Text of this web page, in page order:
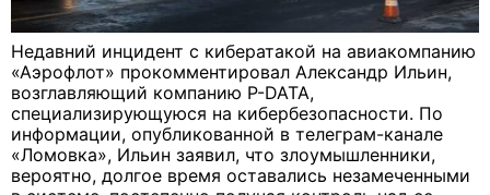
Недавний инцидент с кибератакой на авиакомпанию
«Аэрофлот» прокомментировал Александр Ильин,
возглавляющий компанию P-DATA,
специализирующуюся на кибербезопасности. По
информации, опубликованной в телеграм-канале
«Ломовка», Ильин заявил, что злоумышленники,
вероятно, долгое время оставались незамеченными